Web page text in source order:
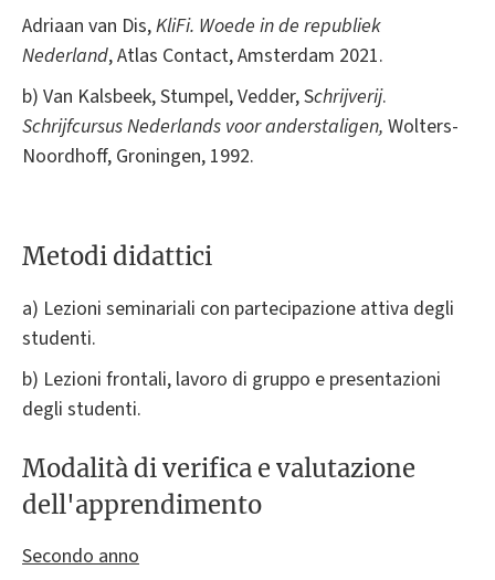
Adriaan van Dis,KliFi. Woede in de republiek
Nederland, Atlas Contact, Amsterdam 2021.
b) Van Kalsbeek, Stumpel, Vedder, Schrijverij.
Schrijfcursus Nederlands voor anderstaligen, Wolters-
Noordhoff, Groningen, 1992.
Metodi didattici
a) Lezioni seminariali con partecipazione attiva degli
studenti.
b) Lezioni frontali, lavoro di gruppo e presentazioni
degli studenti.
Modalità di verifica e valutazione
dell'apprendimento
Secondo anno